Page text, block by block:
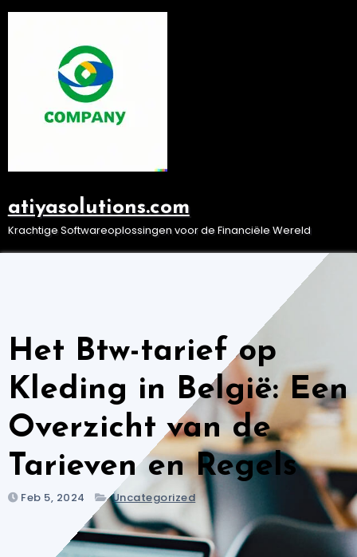
Ga
atiyasolutions.com
Krachtige Softwareoplossingen voor de Financiële Wereld
Het Btw-tarief op
Kleding in België: Een
Overzicht van de
Tarieven en Regels
Feb 5, 2024 Uncategorized